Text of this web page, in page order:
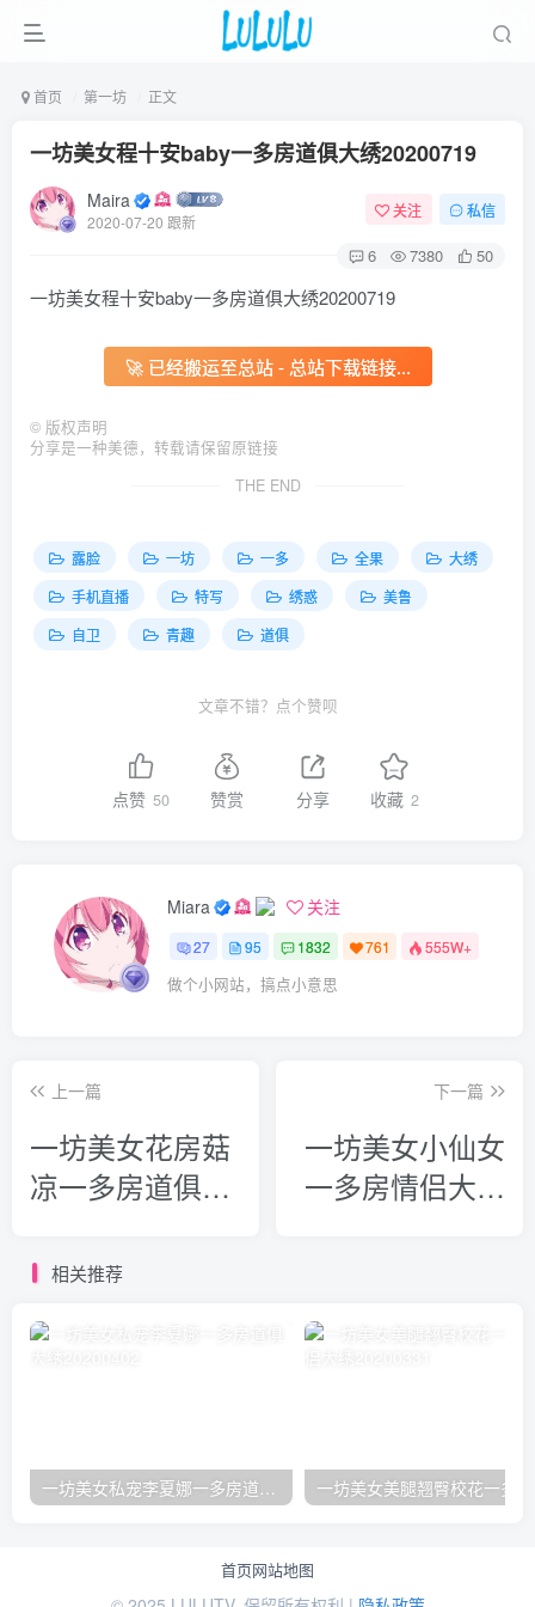
首页 第一坊 正文
一坊美女程十安baby一多房道俱大绣20200719
Maira
2020-07-20 跟新
关注 私信
6 7380 50
一坊美女程十安baby一多房道俱大绣20200719
🚀 已经搬运至总站 - 总站下载链接...
© 版权声明
分享是一种美德，转载请保留原链接
THE END
露脸 一坊 一多 全果
大绣
手机直播
特写 绣惑
美鲁
自卫
青趣 道俱
文章不错？点个赞呗
点赞 50 赞赏 分享 收藏 2
Miara 关注
27 95 1832 761 555W+
做个小网站，搞点小意思
上一篇
一坊美女花房菇
凉一多房道俱大
下一篇
一坊美女小仙女
一多房情侣大绣
相关推荐
首页网站地图